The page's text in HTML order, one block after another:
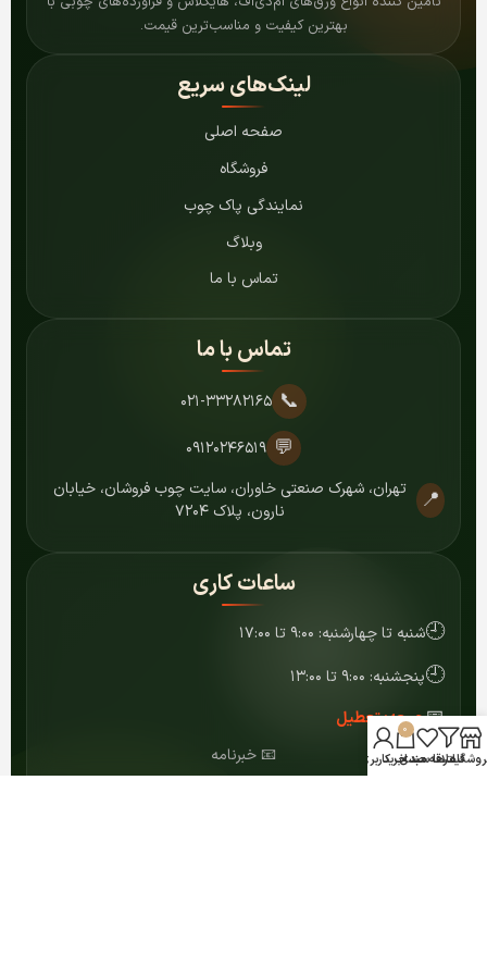
بهترین کیفیت و مناسب‌ترین قیمت.
لینک‌های سریع
صفحه اصلی
فروشگاه
نمایندگی پاک چوب
وبلاگ
تماس با ما
تماس با ما
📞 ۰۲۱-۳۳۲۸۲۱۶۵
💬 ۰۹۱۲۰۲۴۶۵۱۹
📍
تهران، شهرک صنعتی خاوران، سایت چوب فروشان، خیابان
نارون، پلاک ۷۲۰۴
ساعات کاری
🕘شنبه تا چهارشنبه: ۹:۰۰ تا ۱۷:۰۰
🕘پنجشنبه: ۹:۰۰ تا ۱۳:۰۰
📅جمعه: تعطیل
📧 خبرنامه
فیلترها
علاقه مندی
0
سبد خرید
حساب کاربری من